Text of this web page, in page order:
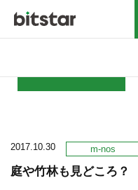
COMPANY
2017.10.30 m-nos
庭や竹林も見どころ？